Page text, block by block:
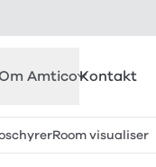
AmticoKontakt
Room visualiser